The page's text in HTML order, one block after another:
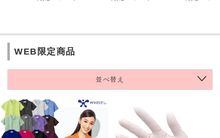
WEB限定商品
並べ替え